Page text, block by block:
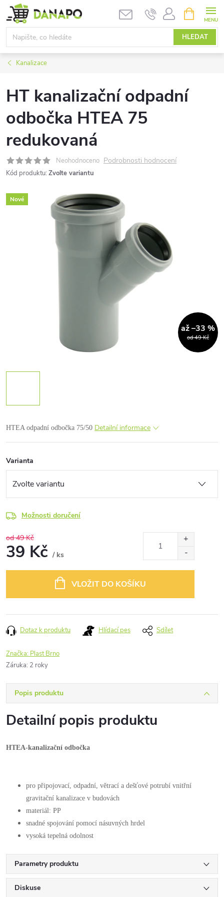
Přejít
na
obsah
HLEDAT
NÁKUPNÍ
KOŠÍK
Kanalizace
HT kanalizační odpadní
odbočka HTEA 75
redukovaná
Neohodnoceno Podrobnosti hodnocení
Kód produktu: Zvolte variantu
Nové
od 49 Kč
až –33 %
HTEA odpadní odbočka 75/50 Detailní informace
Varianta
Možnosti doručení
od 49 Kč
39 Kč / ks
VLOŽIT DO KOŠÍKU
Dotaz k produktu Hlídací pes Sdílet
Značka: Plast Brno
Záruka: 2 roky
Popis produktu
Detailní popis produktu
HTEA-kanalizační odbočka
pro připojovací, odpadní, větrací a dešťové potrubí vnitřní
gravitační kanalizace v budovách
materiál: PP
snadné spojování pomocí násuvných hrdel
vysoká tepelná odolnost
Parametry produktu
Diskuse